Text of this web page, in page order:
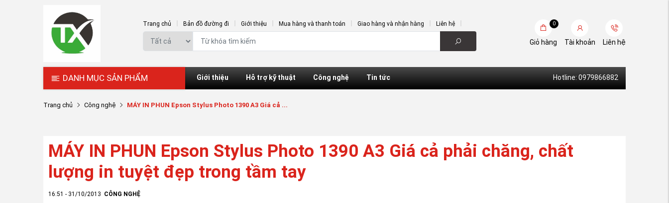
Trang chủ Bản đồ đường đi Giới thiệu Mua hàng và thanh toán Giao hàng và nhận hàng Liên hệ 0
Giỏ hàng Tài khoản Liên hệ
DANH MỤC SẢN PHẨM Giới thiệu Hỗ trợ kỹ thuật Công nghệ Tin tức Hotline: 0979866882
Trang chủ Công nghệ MÁY IN PHUN Epson Stylus Photo 1390 A3 Giá cả ...
MÁY IN PHUN Epson Stylus Photo 1390 A3 Giá cả phải chăng, chất
lượng in tuyệt đẹp trong tầm tay
16:51 - 31/10/2013 CÔNG NGHỆ